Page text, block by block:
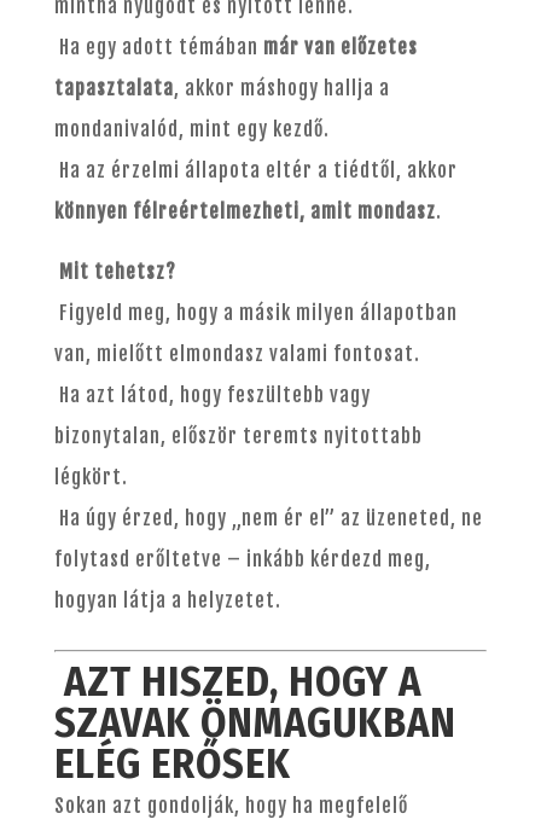
mintha nyugodt és nyitott lenne.
Ha egy adott témában már van előzetes
tapasztalata, akkor máshogy hallja a
mondanivalód, mint egy kezdő.
Ha az érzelmi állapota eltér a tiédtől, akkor
könnyen félreértelmezheti, amit mondasz.
Mit tehetsz?
Figyeld meg, hogy a másik milyen állapotban
van, mielőtt elmondasz valami fontosat.
Ha azt látod, hogy feszültebb vagy
bizonytalan, először teremts nyitottabb
légkört.
Ha úgy érzed, hogy „nem ér el” az üzeneted, ne
folytasd erőltetve – inkább kérdezd meg,
hogyan látja a helyzetet.
AZT HISZED, HOGY A
SZAVAK ÖNMAGUKBAN
ELÉG ERŐSEK
Sokan azt gondolják, hogy ha megfelelő